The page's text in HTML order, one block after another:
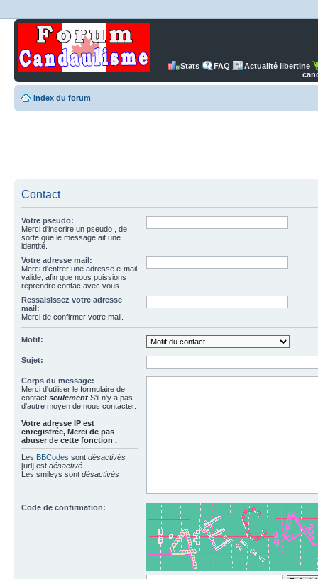
Stats FAQ
Actualité libertine
Index du forum
Contact
Votre pseudo:
Merci d'inscrire un pseudo , de
sorte que le message ait une
identité.
Votre adresse mail:
Merci d'entrer une adresse e-mail
valide, afin que nous puissions
reprendre contac avec vous.
Ressaisissez votre adresse
mail:
Merci de confirmer votre mail.
Motif:
Sujet:
Corps du message:
Merci d'utiliser le formulaire de
contact seulement S'il n'y a pas
d'autre moyen de nous contacter.
Votre adresse ΙΡ est
enregistrée, Merci de pas
abuser de cette fonction .
Les BBCodes sont désactivés
[url] est désactivé
Les smileys sont désactivés
Code de confirmation: